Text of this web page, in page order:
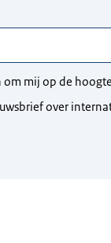
om mij op de
over